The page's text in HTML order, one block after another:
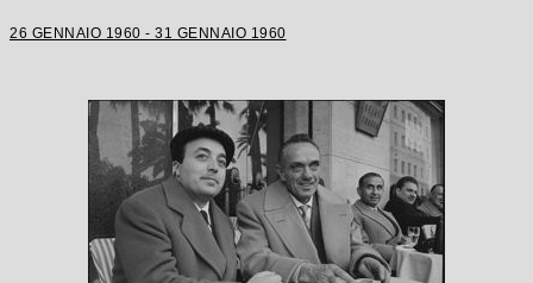
26 GENNAIO 1960 - 31 GENNAIO 1960